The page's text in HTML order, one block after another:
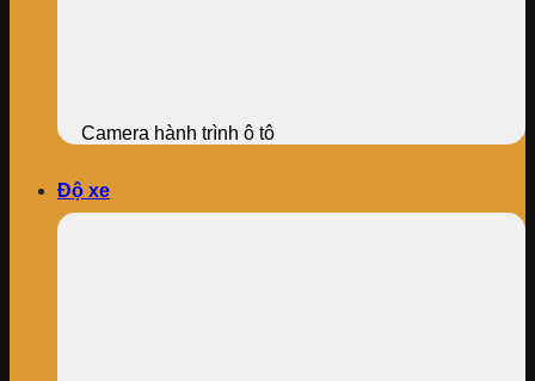
Camera hành trình ô tô
Độ xe